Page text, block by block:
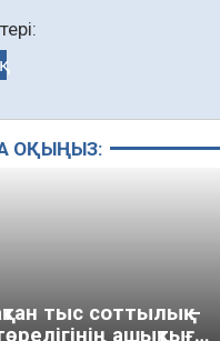
ОҚЫҢЫЗ:
тыс соттылық –
ашықтығы